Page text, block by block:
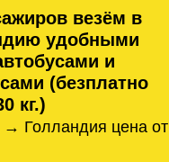
везём в
удобными
и
(безплатно
кг.)
Голландия цена от